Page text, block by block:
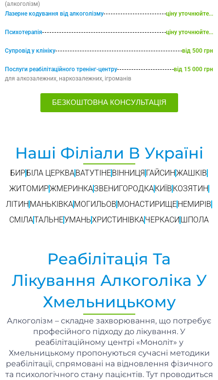
(алкоголізм)
Лазерне кодування від алкоголізму
ціну уточнюйте...
Психотерапія ціну уточнюйте...
Супровід у клініку від 500 грн
Послуги реабілітаційного тренінг-центру
від 15 000 грн
для алкозалежних, наркозалежних, ігроманів
БЕЗКОШТОВНА КОНСУЛЬТАЦІЯ
Наші Філіали В Україні
БИРБІЛА ЦЕРКВАВАТУТІНЕВІННИЦЯ ГАЙСИНЖАШКІВ
ЖИТОМИРЖМЕРИНКАЗВЕНИГОРОДКАКИЇВ КОЗЯТИН
ЛІТИН МАНЬКІВКАМОГИЛЬОВ МОНАСТИРИЩЕНЕМИРІВ
СМІЛАТАЛЬНЕУМАНЬХРИСТИНІВКАЧЕРКАСИ ШПОЛА
Реабілітація Та
Лікування Алкоголіка У
Хмельницькому
Алкоголізм – складне захворювання, що потребує
професійного підходу до лікування. У
реабілітаційному центрі «Моноліт» у
Хмельницькому пропонуються сучасні методики
реабілітації, спрямовані на відновлення фізичного
та психологічного стану пацієнтів. Тут проводиться